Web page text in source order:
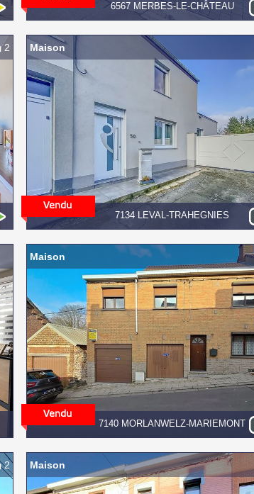
6567 MERBES-LE-CHÂTEAU
2
7134 LEVAL-TRAHEGNIES
Maison
7140 MORLANWELZ-MARIEMONT
Maison
2 Maison